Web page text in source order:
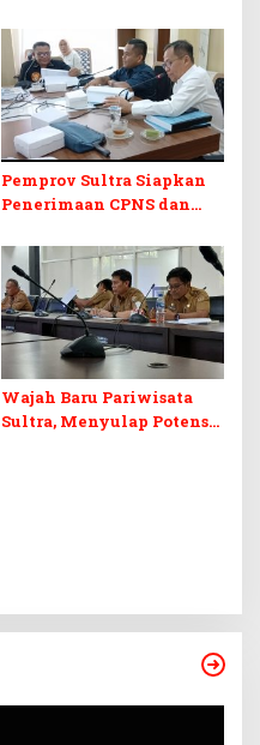
Perubahan APBD 2026
Pemprov Sultra Siapkan
Penerimaan CPNS dan
Desak Formasi Disabilitas
Wajah Baru Pariwisata
Sultra, Menyulap Potensi